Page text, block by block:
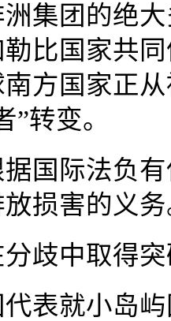
集团的绝
比国家共
方国家正
转变。
国际法负
损害的义
歧中取得
表就小岛